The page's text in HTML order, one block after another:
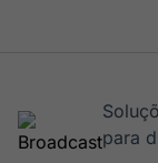
para